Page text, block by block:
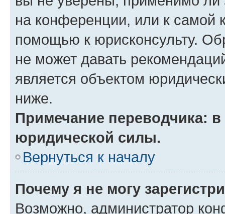
на конференции, или к самой
помощью к юрисконсульту.
не может давать
является объектом
ниже.
Примечание переводчика:
юридической силы.
Вернуться к началу
Почему я не могу
Возможно, администратор